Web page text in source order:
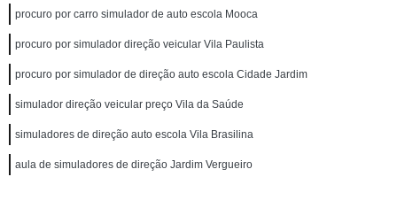
procuro por carro simulador de auto escola Mooca
procuro por simulador direção veicular Vila Paulista
procuro por simulador de direção auto escola Cidade Jardim
simulador direção veicular preço Vila da Saúde
simuladores de direção auto escola Vila Brasilina
aula de simuladores de direção Jardim Vergueiro